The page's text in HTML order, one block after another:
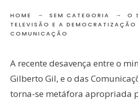
HOME SEM CATEGORIA
O
TELEVISÃO E A DEMOCRATIZAÇÃO
COMUNICAÇÃO
A recente desavença entre o
Gilberto Gil, e o das
torna-se metáfora apropriada